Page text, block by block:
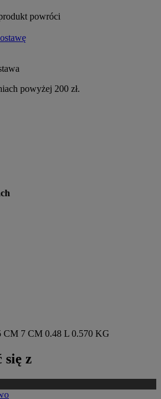
powróci
powyżej 200 zł.
CM 7 CM 0.48 L 0.570 KG
się z